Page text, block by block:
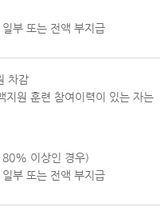
부 또는 전액 부지급
차감
지원 훈련 참여이력이 있는 자는
80% 이상인 경우)
부 또는 전액 부지급